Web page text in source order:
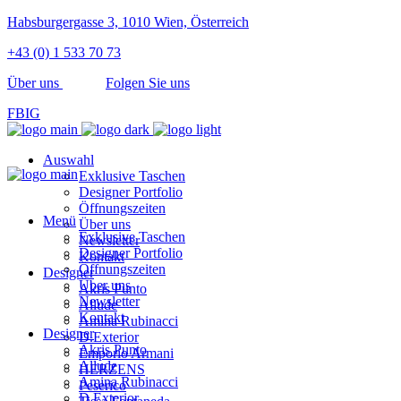
Habsburgergasse 3, 1010 Wien, Österreich
+43 (0) 1 533 70 73
Über uns
Folgen Sie uns
FBIG
Auswahl
Exklusive Taschen
Designer Portfolio
Öffnungszeiten
Über uns
Newsletter
Kontakt
Designer
Akris Punto
Allude
Amina Rubinacci
D.Exterior
Emporio Armani
HERZENS
Peserico
Menü
Exklusive Taschen
Designer Portfolio
Öffnungszeiten
Über uns
Newsletter
Kontakt
Designer
Akris Punto
Allude
Amina Rubinacci
D.Exterior